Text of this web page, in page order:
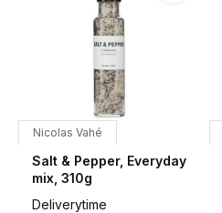
Nicolas Vahé
Salt & Pepper, Everyday
mix, 310g
Deliverytime